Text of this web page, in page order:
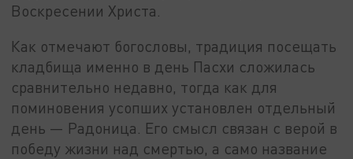
Воскресении Христа.
Как отмечают богословы, традиция посещать
кладбища именно в день Пасхи сложилась
сравнительно недавно, тогда как для
поминовения усопших установлен отдельный
день — Радоница. Его смысл связан с верой в
победу жизни над смертью, а само название